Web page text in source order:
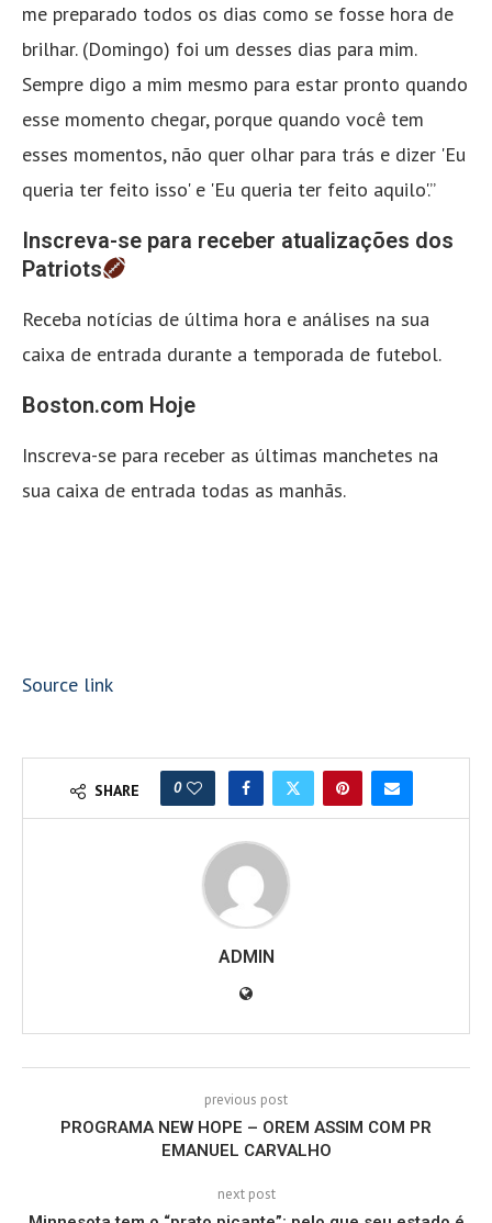
me preparado todos os dias como se fosse hora de
brilhar. (Domingo) foi um desses dias para mim.
Sempre digo a mim mesmo para estar pronto quando
esse momento chegar, porque quando você tem
esses momentos, não quer olhar para trás e dizer 'Eu
queria ter feito isso' e 'Eu queria ter feito aquilo'.”
Inscreva-se para receber atualizações dos
Patriots
Receba notícias de última hora e análises na sua
caixa de entrada durante a temporada de futebol.
Boston.com Hoje
Inscreva-se para receber as últimas manchetes na
sua caixa de entrada todas as manhãs.
Source link
SHARE 0
ADMIN
previous post
PROGRAMA NEW HOPE – OREM ASSIM COM PR
EMANUEL CARVALHO
next post